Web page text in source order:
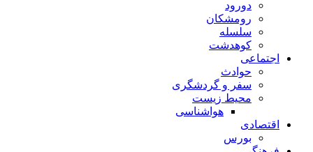
دورود
رومشکان
سلسله
کوهدشت
اجتماعی
حوادث
سفر و گردشگری
محیط زیست
هواشناسی
اقتصادی
بورس